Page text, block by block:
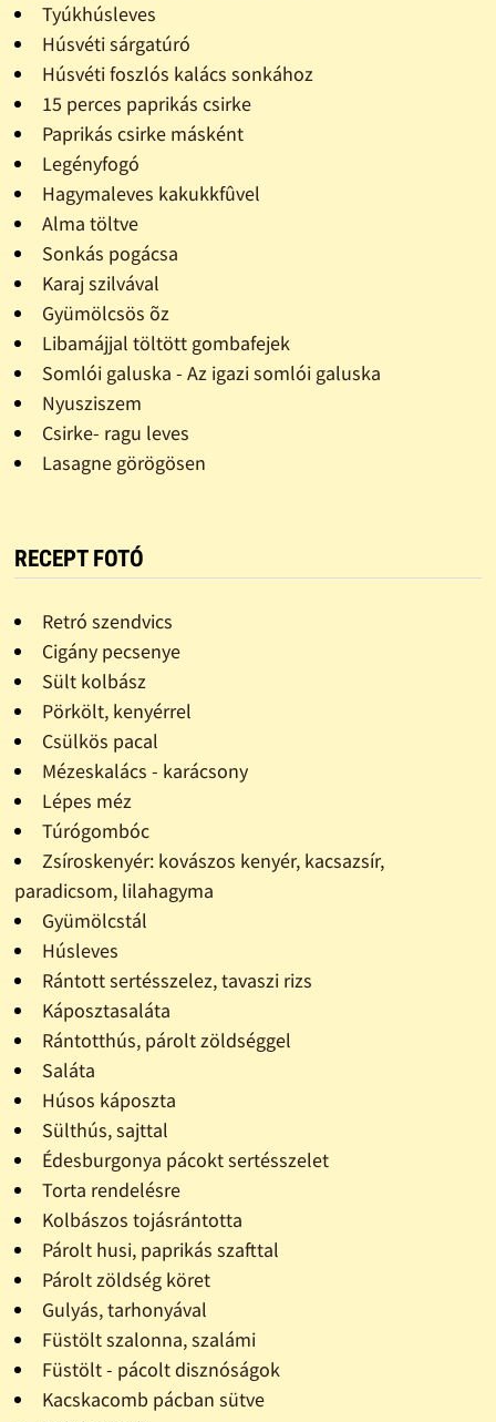
Tyúkhúsleves
Húsvéti sárgatúró
Húsvéti foszlós kalács sonkához
15 perces paprikás csirke
Paprikás csirke másként
Legényfogó
Hagymaleves kakukkfûvel
Alma töltve
Sonkás pogácsa
Karaj szilvával
Gyümölcsös õz
Libamájjal töltött gombafejek
Somlói galuska - Az igazi somlói galuska
Nyusziszem
Csirke- ragu leves
Lasagne görögösen
RECEPT FOTÓ
Retró szendvics
Cigány pecsenye
Sült kolbász
Pörkölt, kenyérrel
Csülkös pacal
Mézeskalács - karácsony
Lépes méz
Túrógombóc
Zsíroskenyér: kovászos kenyér, kacsazsír,
paradicsom, lilahagyma
Gyümölcstál
Húsleves
Rántott sertésszelez, tavaszi rizs
Káposztasaláta
Rántotthús, párolt zöldséggel
Saláta
Húsos káposzta
Sülthús, sajttal
Édesburgonya pácokt sertésszelet
Torta rendelésre
Kolbászos tojásrántotta
Párolt husi, paprikás szafttal
Párolt zöldség köret
Gulyás, tarhonyával
Füstölt szalonna, szalámi
Füstölt - pácolt disznóságok
Kacskacomb pácban sütve